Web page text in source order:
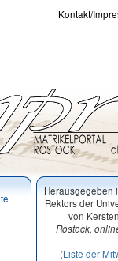
Kontakt/
Herausgegeben
Rektors der
von
Rostock,
(Liste der